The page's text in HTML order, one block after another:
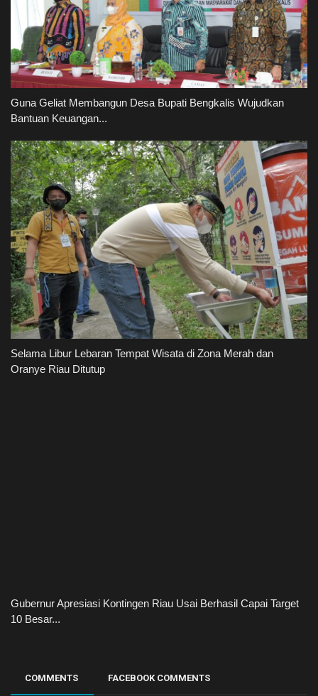
Guna Geliat Membangun Desa Bupati Bengkalis Wujudkan
Bantuan Keuangan...
Selama Libur Lebaran Tempat Wisata di Zona Merah dan
Oranye Riau Ditutup
Gubernur Apresiasi Kontingen Riau Usai Berhasil Capai Target
10 Besar...
COMMENTS FACEBOOK COMMENTS